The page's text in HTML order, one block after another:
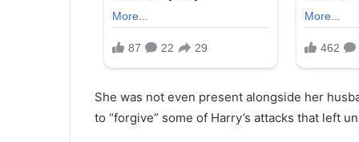
She was not even present alongside her
to “forgive” some of Harry’s attacks that left